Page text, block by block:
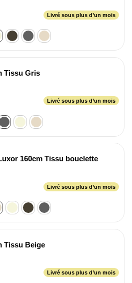
Livré sous plus d’un mois
Tissu Gris
Livré sous plus d’un mois
160cm Tissu bouclette
Livré sous plus d’un mois
Tissu Beige
Livré sous plus d’un mois